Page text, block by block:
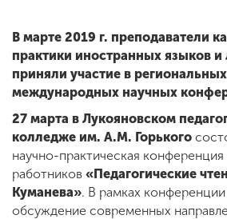
В марте 2019 г. преподаватели
практики иностранных языков и
приняли участие в
международных научных
27 марта в Лукояновском
колледже им. А.М. Горького
научно-практическая конференция
работников «Педагогические
Куманева». В рамках
обсуждение современных